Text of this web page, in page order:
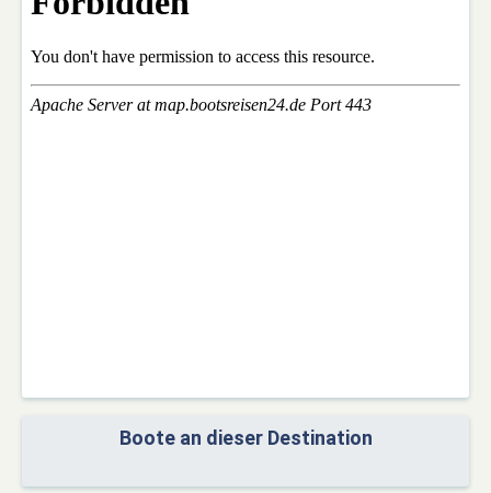
Boote an dieser Destination